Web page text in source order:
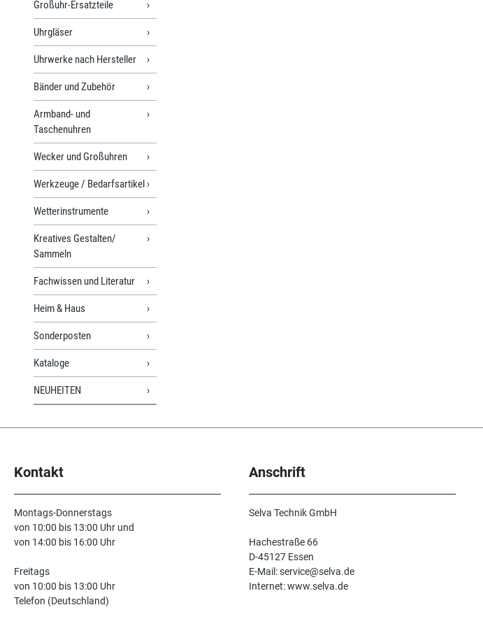
Großuhr-Ersatzteile
Uhrgläser
Uhrwerke nach Hersteller
Bänder und Zubehör
Armband- und
Taschenuhren
Wecker und Großuhren
Werkzeuge / Bedarfsartikel
Wetterinstrumente
Kreatives Gestalten/
Sammeln
Fachwissen und Literatur
Heim & Haus
Sonderposten
Kataloge
NEUHEITEN
Kontakt
Montags-Donnerstags
von 10:00 bis 13:00 Uhr und
von 14:00 bis 16:00 Uhr
Freitags
von 10:00 bis 13:00 Uhr
Telefon (Deutschland)
Anschrift
Selva Technik GmbH
Hachestraße 66
D-45127 Essen
E-Mail: service@selva.de
Internet: www.selva.de